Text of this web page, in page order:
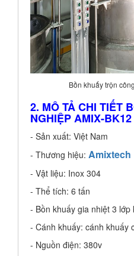
Bồn khuấy trộn
2. MÔ TẢ CHI TIẾT
NGHIỆP AMIX-BK12
- Sản xuất: Việt Nam
- Thương hiệu: Amixtech
- Vật liệu: Inox 304
- Thể tích: 6 tấn
- Bồn khuấy gia nhiệt 3
- Cánh khuấy: cánh khuấy
- Nguồn điện: 380v